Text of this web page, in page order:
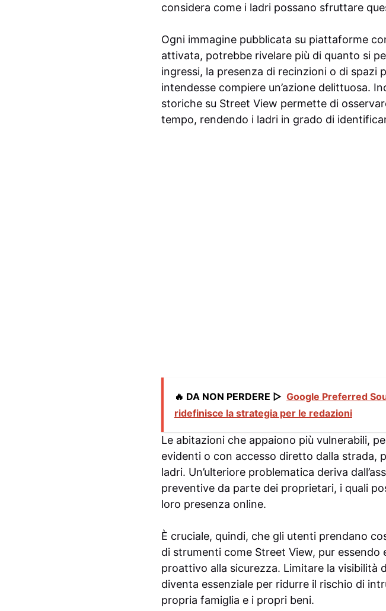
considera come i ladri possano sfruttare
Ogni immagine pubblicata su piattaforme
attivata, potrebbe rivelare più di quanto si
ingressi, la presenza di recinzioni o di
intendesse compiere un’azione delittuosa.
storiche su Street View permette di
tempo, rendendo i ladri in grado di
🔥 DA NON PERDERE ▷ Google Preferred
ridefinisce la strategia per le redazioni
Le abitazioni che appaiono più vulnerabili,
evidenti o con accesso diretto dalla strada,
ladri. Un’ulteriore problematica deriva
preventive da parte dei proprietari, i quali
loro presenza online.
È cruciale, quindi, che gli utenti prendano
di strumenti come Street View, pur
proattivo alla sicurezza. Limitare la
diventa essenziale per ridurre il rischio di
propria famiglia e i propri beni.